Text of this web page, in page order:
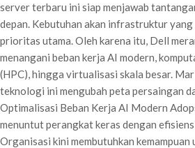
server terbaru ini siap menjawab
depan. Kebutuhan akan infrastruktur
prioritas utama. Oleh karena itu, Dell
menangani beban kerja AI modern,
(HPC), hingga virtualisasi skala besar.
teknologi ini mengubah peta persaingan
Optimalisasi Beban Kerja AI Modern
menuntut perangkat keras dengan
Organisasi kini membutuhkan kemampuan